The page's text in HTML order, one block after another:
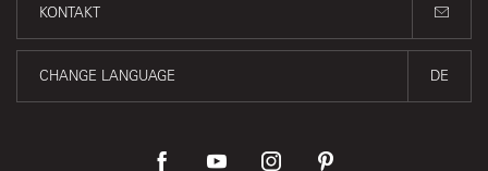
KONTAKT
CHANGE LANGUAGE DE